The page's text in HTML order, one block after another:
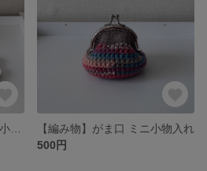
【編み物】がま口 ミニ小物入れ
500円